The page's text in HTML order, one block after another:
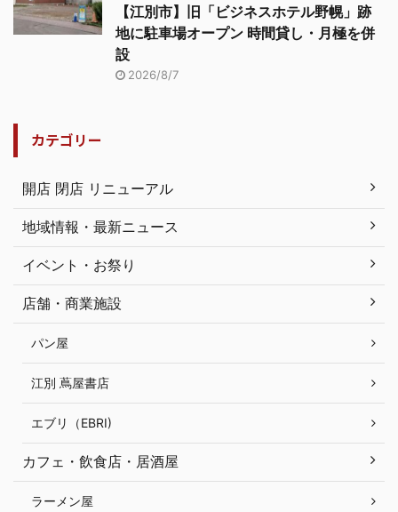
【江別市】旧「ビジネスホテル野幌」跡
地に駐車場オープン 時間貸し・月極を併
設
2026/8/7
カテゴリー
開店 閉店 リニューアル
地域情報・最新ニュース
イベント・お祭り
店舗・商業施設
パン屋
江別 蔦屋書店
エブリ（EBRI)
カフェ・飲食店・居酒屋
ラーメン屋